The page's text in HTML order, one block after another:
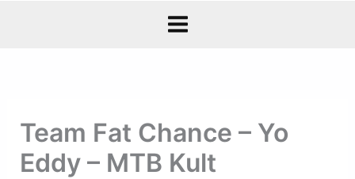
Team Fat Chance – Yo
Eddy – MTB Kult